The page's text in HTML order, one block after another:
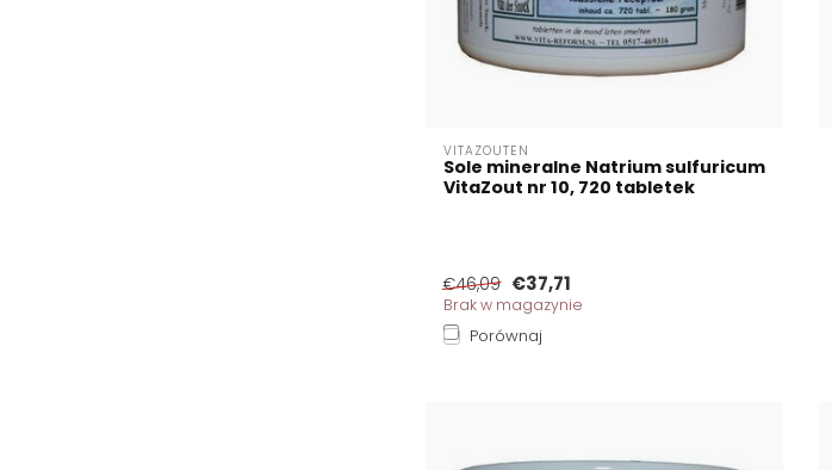
VITAZOUTEN
Sole mineralne Natrium sulfuricum
VitaZout nr 10, 720 tabletek
€46,09 €37,71
Brak w magazynie
Porównaj